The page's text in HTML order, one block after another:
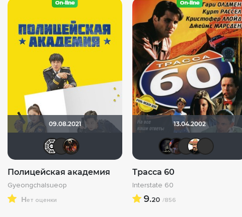
09.08.2021
Полицейская академия
Gyeongchalsueop
нет оценки
13.04.2002
xrockx
Трасса 60
Interstate 60
9.20 /856